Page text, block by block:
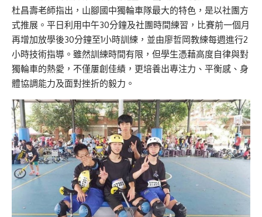
杜昌壽老師指出，山腳國中獨輪車隊最大的特色，是以社團方
式推展。平日利用中午30分鐘及社團時間練習，比賽前一個月
再增加放學後30分鐘至1小時訓練，並由廖哲岡教練每週進行2
小時技術指導。雖然訓練時間有限，但學生憑藉高度自律與對
獨輪車的熱愛，不僅屢創佳績，更培養出專注力、平衡感、身
體協調能力及面對挫折的毅力。